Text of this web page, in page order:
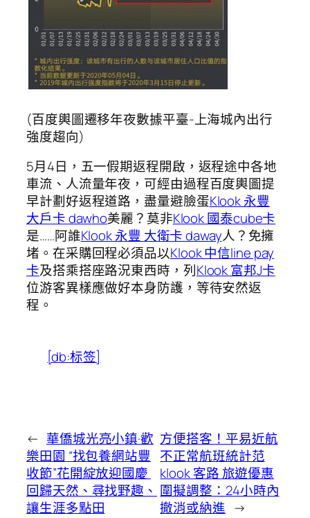
(百度輿圖遷移年夜數據平臺-上海城內出行
強度趨向)
5月4日，五一假期返程開啟，返程途中各地
車流、人流量年夜，可經由過程百度輿圖提
早計劃好返程道路，盡量避臉蛋Klook 永豐
大戶卡 dawho美麗？莫非Klook 國泰cube卡
是……阿誰Klook 永豐 大衛卡 daway人？免擁
堵。在采購回程必須品以Klook 中信line pay
卡及搭乘搭座路況東西時，列Klook 富邦J卡
位游客異樣應做好本身防護，等待安然返
程。
[db:标签]
← 華僑城光亮小鎮·歡
樂田​園 “找包養網站豐
收節”花開綻放迎國慶 ​
回歸天然、尋找野趣、
讓生涯多點田
方便搭客！平易近航
不正常航班統計范
klook 客路 旅遊優惠
圍擬調整：24小時內
撤消或納進 →